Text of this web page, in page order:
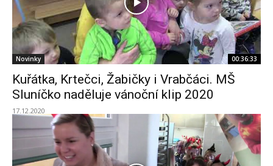
Novinky 00:36:33
Kuřátka, Krtečci, Žabičky i Vrabčáci. MŠ
Sluníčko naděluje vánoční klip 2020
17.12.2020